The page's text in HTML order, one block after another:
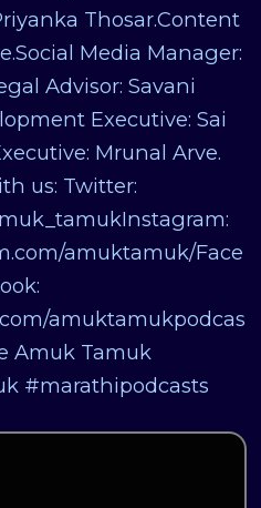
Thosar.Content
Media Manager:
Advisor: Savani
Executive: Sai
Mrunal Arve.
us: Twitter:
amuktamuk/Face
amuktamukpodcas
Amuk Tamuk
#marathipodcasts